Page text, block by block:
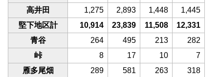
高井田
1,275 2,893 1,448
1,445
堅下地区計
10,914 23,839 11,508
12,331
青谷
264 495 213
282
峠
8 17 10
7
雁多尾畑
289 581 263
318